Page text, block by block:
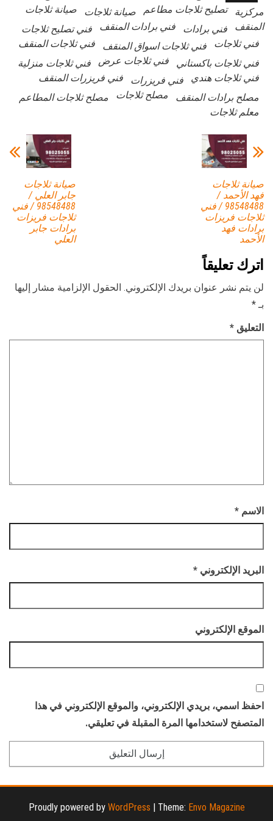
مركزية
تصليح ثلاجات مطاعم صيانة ثلاجات
صيانة ثلاجات
المنقف
فني برادات فني برادات المنقف
فني تصليح ثلاجات
فني ثلاجات
فني ثلاجات اسواق المنقف
فني ثلاجات المنقف
فني ثلاجات باكستاني
فني ثلاجات عرض
فني ثلاجات منزلية
فني ثلاجات هندي
فني فريزرات
فني فريزرات المنقف
مصلح برادات المنقف
مصلح ثلاجات
مصلح ثلاجات المطاعم
معلم ثلاجات
صيانة ثلاجات
جابر العلي /
98548488 / فني
ثلاجات فريزات
برادات جابر
العلي
صيانة ثلاجات
فهد الأحمد /
98548488 / فني
ثلاجات فريزات
برادات فهد
الأحمد
اترك تعليقاً
لن يتم نشر عنوان بريدك الإلكتروني. الحقول الإلزامية مشار إليها
بـ*
التعليق *
الاسم *
البريد الإلكتروني *
الموقع الإلكتروني
احفظ اسمي، بريدي الإلكتروني، والموقع الإلكتروني في هذا
المتصفح لاستخدامها المرة المقبلة في تعليقي.
Proudly powered by WordPress Theme: Envo Magazine